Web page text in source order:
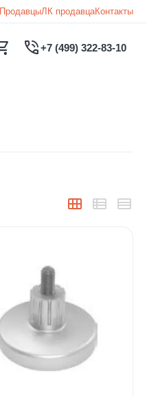
ПродавцыЛК продавцаКонтакты
+7 (499) 322-83-10